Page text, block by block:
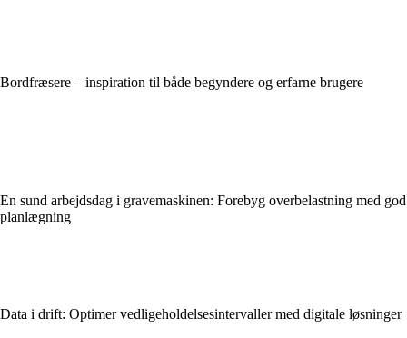
Bordfræsere – inspiration til både begyndere og erfarne brugere
En sund arbejdsdag i gravemaskinen: Forebyg overbelastning med god
planlægning
Data i drift: Optimer vedligeholdelsesintervaller med digitale løsninger